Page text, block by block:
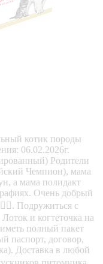
котик породы
06.02.2026г.
Родители
Чемпион), мама
а мама полидакт
Очень добрый
Подружиться с
и когтеточка на
полный пакет
паспорт, договор,
Доставка в любой